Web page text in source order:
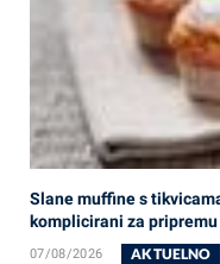
Slane muffine s
komplicirani za
07/08/2026 AKTUELNO